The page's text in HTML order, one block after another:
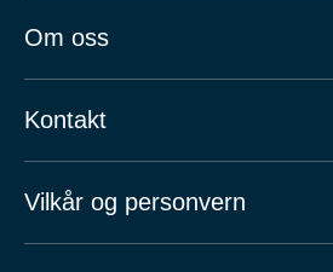
Om oss
Kontakt
Vilkår og personvern